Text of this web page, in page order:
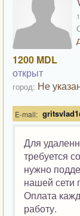
1200 MDL
открыт
город: Не
E-mail:
Для
требуется
нужно
нашей сети
Оплата
работу.